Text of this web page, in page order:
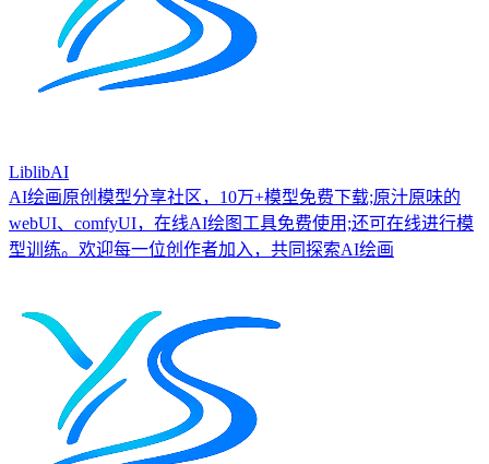
LiblibAI
AI绘画原创模型分享社区，10万+模型免费下载;原汁原味的
webUI、comfyUI，在线AI绘图工具免费使用;还可在线进行模
型训练。欢迎每一位创作者加入，共同探索AI绘画